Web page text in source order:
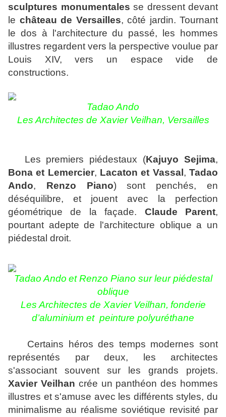
sculptures monumentales se dressent devant
le château de Versailles, côté jardin. Tournant
le dos à l'architecture du passé, les hommes
illustres regardent vers la perspective voulue par
Louis XIV, vers un espace vide de
constructions.
Tadao Ando
Les Architectes de Xavier Veilhan, Versailles
Les premiers piédestaux (Kajuyo Sejima,
Bona et Lemercier, Lacaton et Vassal ,Tadao
Ando, Renzo Piano) sont penchés, en
déséquilibre, et jouent avec la perfection
géométrique de la façade. Claude Parent,
pourtant adepte de l'architecture oblique a un
piédestal droit.
Tadao Ando et Renzo Piano sur leur piédestal
oblique
Les Architectes de Xavier Veilhan, fonderie
d’aluminium et peinture polyuréthane
Certains héros des temps modernes sont
représentés
par deux, les architectes
s'associant souvent sur les grands projets.
Xavier Veilhan crée un panthéon des hommes
illustres et s'amuse avec les différents styles, du
minimalisme au réalisme soviétique revisité par